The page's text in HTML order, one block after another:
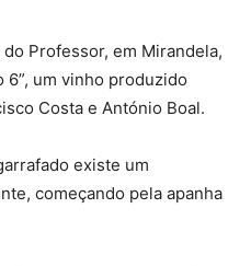
Professor, em Mirandela,
6”, um vinho produzido
Costa e António Boal.
existe um
começando pela apanha